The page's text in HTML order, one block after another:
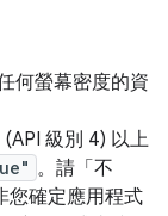
何螢幕密度的資
級別 4) 以上
。請「不
您確定應用程式